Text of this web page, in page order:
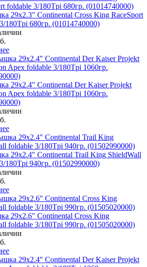
29x2.3" Continental Cross King RaceSport
180Tpi 680гр. (01014740000)
29x2.4" Continental Der Kaiser Projekt
Apex foldable 3/180Tpi 1060гр.
29x2.4" Continental Trail King ShieldWall
180Tpi 940гр. (01502990000)
29x2.6" Continental Cross King
foldable 3/180Tpi 990гр. (01505020000)